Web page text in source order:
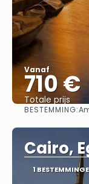
Vanaf
710 €
Totale prijs
BESTEMMING:
Cairo,
1